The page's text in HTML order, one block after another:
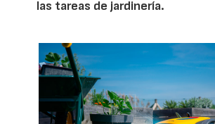
las tareas de jardinería.